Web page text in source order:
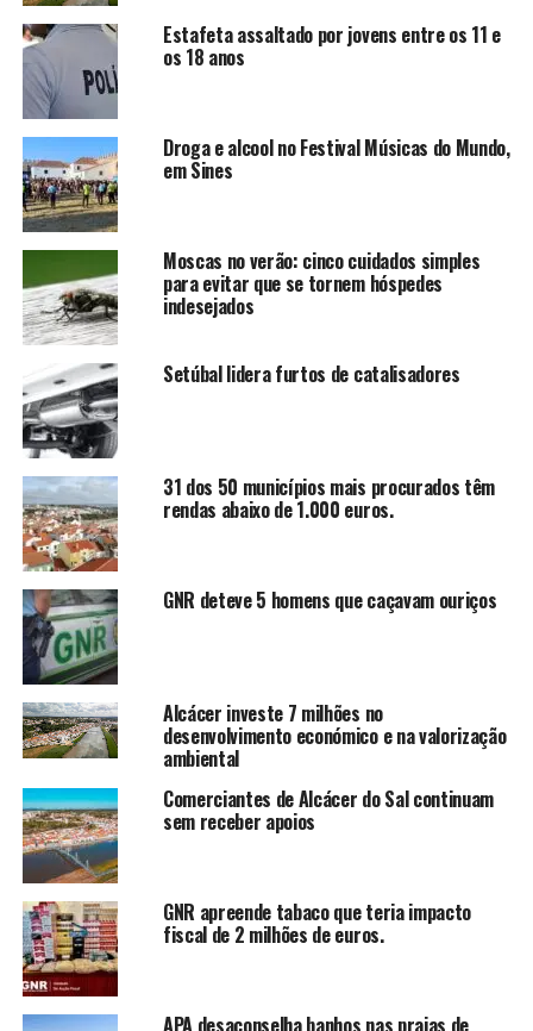
Estafeta assaltado por jovens entre os 11 e
os 18 anos
Droga e alcool no Festival Músicas do Mundo,
em Sines
Moscas no verão: cinco cuidados simples
para evitar que se tornem hóspedes
indesejados
Setúbal lidera furtos de catalisadores
31 dos 50 municípios mais procurados têm
rendas abaixo de 1.000 euros.
GNR deteve 5 homens que caçavam ouriços
Alcácer investe 7 milhões no
desenvolvimento económico e na valorização
ambiental
Comerciantes de Alcácer do Sal continuam
sem receber apoios
GNR apreende tabaco que teria impacto
fiscal de 2 milhões de euros.